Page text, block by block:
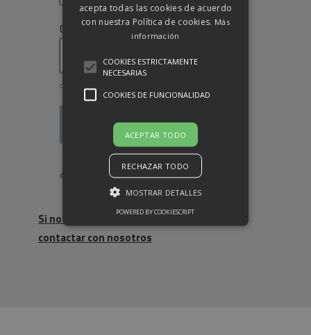
Contraseña*Obligatorio
Recuérdame
Acceso
¿Olvidaste la contraseña?
Si no eres cliente, haz click para
contactar con nosotros
acepta todas las cookies de acuerdo
con nuestra Política de cookies. Más
información
COOKIES ESTRICTAMENTE
NECESARIAS
COOKIES DE FUNCIONALIDAD
ACEPTAR TODO
RECHAZAR TODO
MOSTRAR DETALLES
POWERED BY COOKIESCRIPT